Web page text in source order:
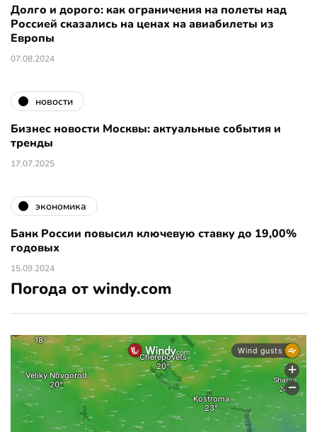
Долго и дорого: как ограничения на полеты над
Россией сказались на ценах на авиабилеты из
Европы
07.08.2024
новости
Бизнес новости Москвы: актуальные события и
тренды
17.07.2025
экономика
Банк России повысил ключевую ставку до 19,00%
годовых
15.09.2024
Погода от windy.com